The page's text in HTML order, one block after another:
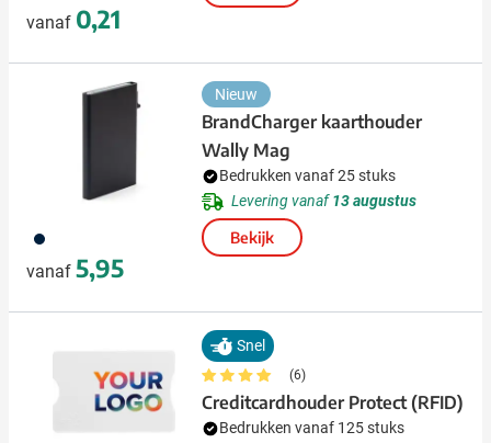
vanaf 0,21
411
vanaf 5,95
Nieuw
BrandCharger kaarthouder
Wally Mag
Bedrukken vanaf 25 stuks
Levering vanaf13 augustus
Bekijk
Snel
(6)
Creditcardhouder Protect (RFID)
Bedrukken vanaf 125 stuks